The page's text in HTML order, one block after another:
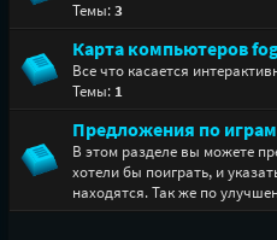
Темы:3
Карта компьютеров
Все что касается
Темы: 1
Предложения по играм
В этом разделе вы можете
хотели бы поиграть, и
находятся. Так же по